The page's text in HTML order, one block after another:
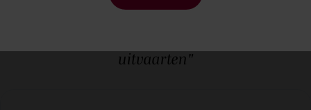
uitvaarten "